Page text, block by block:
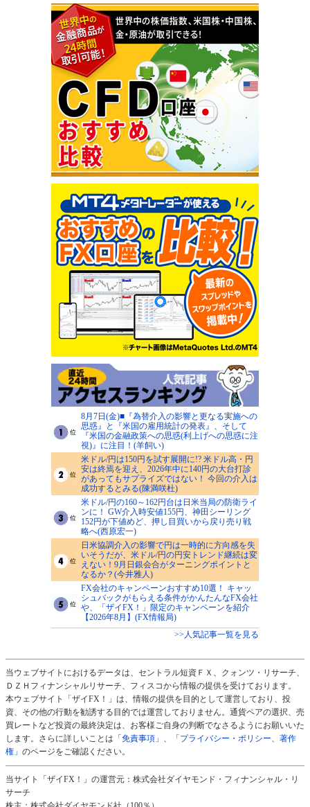
8月7日(金)■『為替介入の影響と更なる実施への
思惑』と『米国の雇用統計の発表』、そして
『米国の金融政策への思惑(利上げへの思惑に注
視)』に注目！(羊飼い)
米ドル/円は150円を試す展開に!? 米ドル高・円
安は終焉を迎え、2026年中に140円の大台打診
があってもサプライズではない！ 今回の介入は
成功するとみる(陳満咲杜)
米ドル/円の160～162円台は日米当局の防衛ライ
ンに！ GW介入時安値155円、神田シーリング
152円が下値めど、押し目買いから戻り売り戦
略へ(西原宏一)
日米協調介入の影響で円は一時的に方向感を失
いそうだが、米ドル/円の円安トレンド継続は変
えない！9月日銀会合がターニングポイントと
なるか？(今井雅人)
FX会社のキャンペーンおすすめ10選！ キャッ
シュバックがもらえる条件がかんたんなFX会社
や、「ザイFX！」限定のキャンペーンを紹介
【2026年8月】(FX情報局)
>>人気記事一覧を見る
当ウェブサイトにおけるデータは、セントラル短資ＦＸ、クォンツ・リサーチ、
ＤＺＨフィナンシャルリサーチ、フィスコから情報の提供を受けております。
本ウェブサイト「ザイFX！」は、情報の提供を目的として運営しており、投
資、その他の行動を勧誘する目的では運営しておりません。通貨ペアの選択、売
買レートなど投資の最終決定は、お客様ご自身の判断でなさるようにお願いいた
します。さらに詳しいことは 「免責事項」 、
「プライバシー・ポリシー、著作
権」 のページをご確認ください。
当サイト「ザイFX！」の運営元：株式会社ダイヤモンド・フィナンシャル・リ
サーチ